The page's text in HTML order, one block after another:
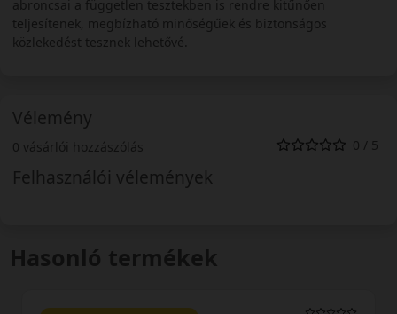
abroncsai a független tesztekben is rendre kitűnően
teljesítenek, megbízható minőségűek és biztonságos
közlekedést tesznek lehetővé.
Vélemény
0 vásárlói hozzászólás 0 / 5
Felhasználói vélemények
Hasonló termékek